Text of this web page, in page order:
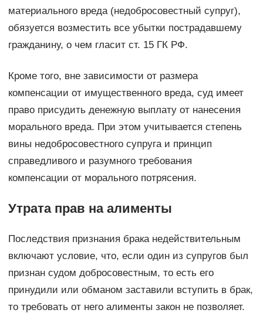
материального вреда (недобросовестный супруг),
обязуется возместить все убытки пострадавшему
гражданину, о чем гласит ст. 15 ГК РФ.
Кроме того, вне зависимости от размера
компенсации от имущественного вреда, суд имеет
право присудить денежную выплату от нанесения
морального вреда. При этом учитывается степень
вины недобросовестного супруга и принцип
справедливого и разумного требования
компенсации от морального потрясения.
Утрата прав на алименты
Последствия признания брака недействительным
включают условие, что, если один из супругов был
признан судом добросовестным, то есть его
принудили или обманом заставили вступить в брак,
то требовать от него алименты закон не позволяет.